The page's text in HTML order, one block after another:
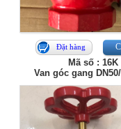
Đặt hàng
Mã số : 16K
Van góc gang